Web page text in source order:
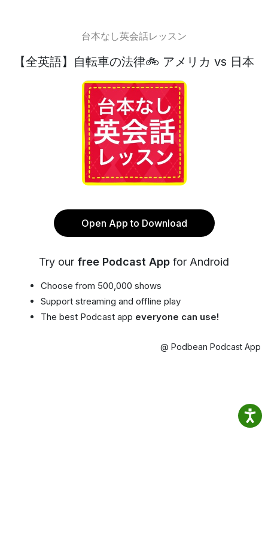
台本なし英会話レッスン
【全英語】自転車の法律🚲 アメリカ vs 日本
Open App to Download
Try our free Podcast App for Android
Choose from 500,000 shows
Support streaming and offline play
The best Podcast app everyone can use!
@ Podbean Podcast App